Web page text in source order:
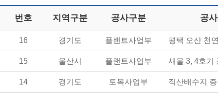
번호 지역구분 공사구분 공
16 경기도 플랜트사업부 평택 오산 천
15 울산시 플랜트사업부 새울 3, 4호기
14 경기도 토목사업부 직산배수지